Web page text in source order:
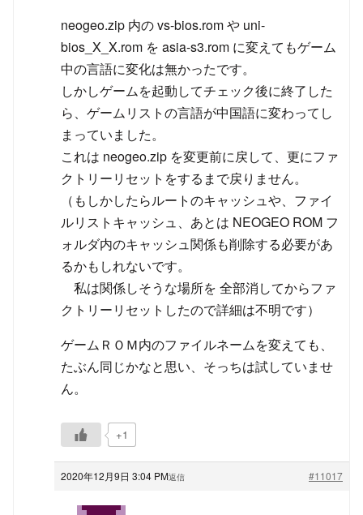
neogeo.zip 内の vs-bios.rom や uni-
bios_X_X.rom を asia-s3.rom に変えてもゲーム
中の言語に変化は無かったです。
しかしゲームを起動してチェック後に終了した
ら、ゲームリストの言語が中国語に変わってし
まっていました。
これは neogeo.zip を変更前に戻して、更にファ
クトリーリセットをするまで戻りません。
（もしかしたらルートのキャッシュや、ファイ
ルリストキャッシュ、あとは NEOGEO ROM フ
ォルダ内のキャッシュ関係も削除する必要があ
るかもしれないです。
私は関係しそうな場所を 全部消してからファ
クトリーリセットしたので詳細は不明です）
ゲームＲＯＭ内のファイルネームを変えても、
たぶん同じかなと思い、そっちは試していませ
ん。
+1
2020年12月9日 3:04 PM #11017
返信